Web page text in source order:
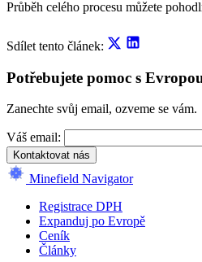
Průběh celého procesu můžete
Sdílet tento článek:
Potřebujete pomoc s
Zanechte svůj email, ozveme se vám.
Váš email:
Kontaktovat nás
Minefield Navigator
Registrace DPH
Expanduj po Evropě
Ceník
Články